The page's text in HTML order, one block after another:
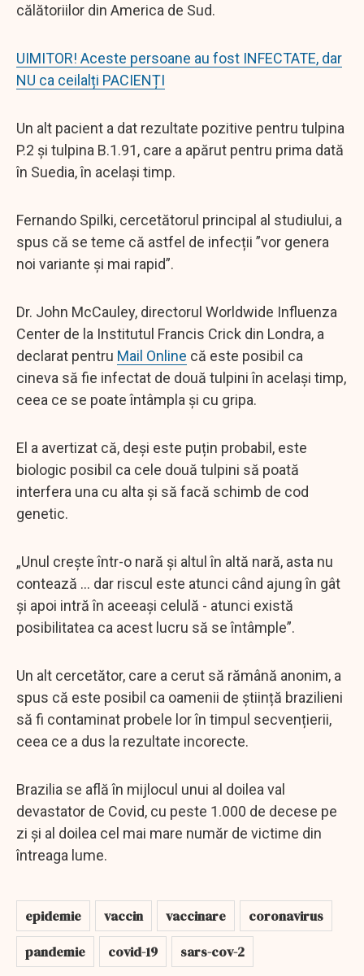
călătoriilor din America de Sud.
UIMITOR! Aceste persoane au fost INFECTATE, dar
NU ca ceilalți PACIENȚI
Un alt pacient a dat rezultate pozitive pentru tulpina
P.2 și tulpina B.1.91, care a apărut pentru prima dată
în Suedia, în același timp.
Fernando Spilki, cercetătorul principal al studiului, a
spus că se teme că astfel de infecții ”vor genera
noi variante și mai rapid”.
Dr. John McCauley, directorul Worldwide Influenza
Center de la Institutul Francis Crick din Londra, a
declarat pentru Mail Online că este posibil ca
cineva să fie infectat de două tulpini în același timp,
ceea ce se poate întâmpla și cu gripa.
El a avertizat că, deși este puțin probabil, este
biologic posibil ca cele două tulpini să poată
interfera una cu alta și să facă schimb de cod
genetic.
„Unul crește într-o nară și altul în altă nară, asta nu
contează ... dar riscul este atunci când ajung în gât
și apoi intră în aceeași celulă - atunci există
posibilitatea ca acest lucru să se întâmple”.
Un alt cercetător, care a cerut să rămână anonim, a
spus că este posibil ca oamenii de știință brazilieni
să fi contaminat probele lor în timpul secvențierii,
ceea ce a dus la rezultate incorecte.
Brazilia se află în mijlocul unui al doilea val
devastator de Covid, cu peste 1.000 de decese pe
zi și al doilea cel mai mare număr de victime din
întreaga lume.
epidemie vaccin vaccinare
coronavirus
pandemie
covid-19 sars-cov-2